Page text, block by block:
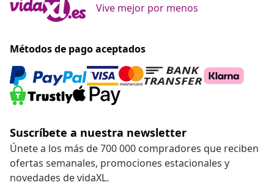
Vive mejor por menos
Métodos de pago aceptados
Suscríbete a nuestra newsletter
Únete a los más de 700 000 compradores que reciben
ofertas semanales, promociones estacionales y
novedades de vidaXL.